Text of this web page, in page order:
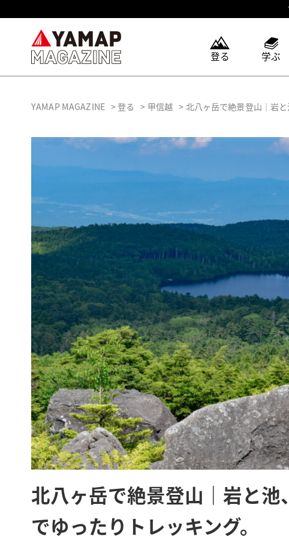
登る 学ぶ
YAMAP MAGAZINE 登る 甲信越 北八ヶ岳で絶景登山｜岩
北八ヶ岳で絶景登山｜岩と
でゆったりトレッキング。